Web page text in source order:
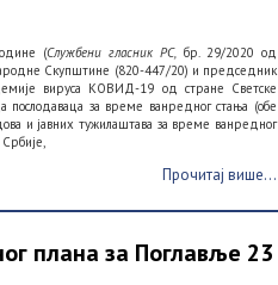
(Службени гласник РС,бр. 29/2020 од
Скупштине (820-447/20) и председник
вируса КОВИД-19 од стране Светске
за време ванредног стања (обе
и јавних тужилаштава за време ванредног
Прочитај више...
плана за Поглавље 23